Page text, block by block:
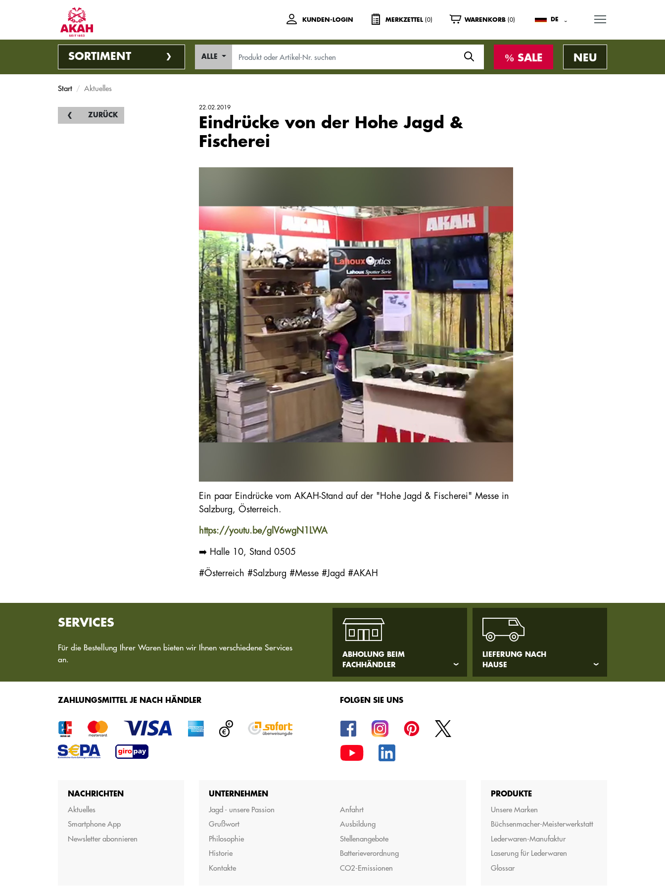
KUNDEN-LOGIN MERKZETTEL (0) WARENKORB (0) DE
SORTIMENT ALLE SALE NEU
Start Aktuelles
ZURÜCK
22.02.2019
Eindrücke von der Hohe Jagd &
Fischerei
Ein paar Eindrücke vom AKAH-Stand auf der "Hohe Jagd & Fischerei" Messe in
Salzburg, Österreich.
https://youtu.be/glV6wgN1LWA
➡️ Halle 10, Stand 0505
#Österreich #Salzburg #Messe #Jagd #AKAH
SERVICES
Für die Bestellung Ihrer Waren bieten wir Ihnen verschiedene Services
an.
ABHOLUNG BEIM
FACHHÄNDLER
LIEFERUNG NACH
HAUSE
ZAHLUNGSMITTEL JE NACH HÄNDLER FOLGEN SIE UNS
NACHRICHTEN
Aktuelles
Smartphone App
Newsletter abonnieren
UNTERNEHMEN
Jagd - unsere Passion
Grußwort
Philosophie
Historie
Kontakte
Anfahrt
Ausbildung
Stellenangebote
Batterieverordnung
CO2-Emissionen
PRODUKTE
Unsere Marken
Büchsenmacher-Meisterwerkstatt
Lederwaren-Manufaktur
Laserung für Lederwaren
Glossar